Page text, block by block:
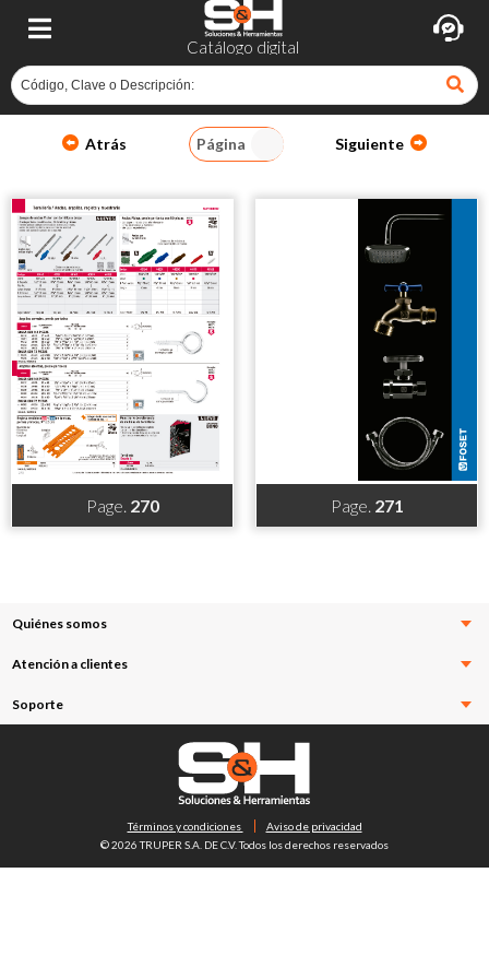
Catálogo digital
Atrás Página Siguiente
Page. 270 Page. 271
Quiénes somos
Atención a clientes
Soporte
Términos y condiciones
Aviso de privacidad
© 2026 TRUPER S.A. DE C.V. Todos los derechos reservados